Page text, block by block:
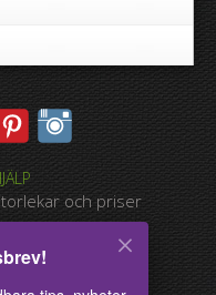
din canvastavla:
Nej
och priser
av leverans
Användarvillkor